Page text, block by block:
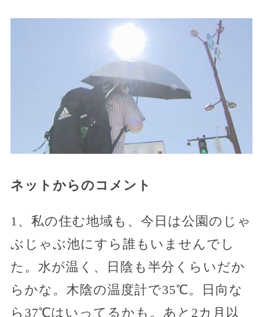
ネットからのコメント
1、私の住む地域も、今日は公園のじゃ
ぶじゃぶ池にすら誰もいませんでし
た。水が温く、日陰も半分くらいだか
らかな。木陰の温度計で35℃。日向な
ら37℃はいってるかも。あと2カ月以